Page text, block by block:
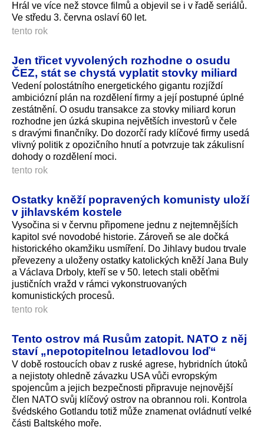
Hrál ve více než stovce filmů a objevil se i v řadě seriálů.
Ve středu 3. června oslaví 60 let.
tento rok
Jen třicet vyvolených rozhodne o osudu
ČEZ, stát se chystá vyplatit stovky miliard
Vedení polostátního energetického gigantu rozjíždí
ambiciózní plán na rozdělení firmy a její postupné úplné
zestátnění. O osudu transakce za stovky miliard korun
rozhodne jen úzká skupina největších investorů v čele
s dravými finančníky. Do dozorčí rady klíčové firmy usedá
vlivný politik z opozičního hnutí a potvrzuje tak zákulisní
dohody o rozdělení moci.
tento rok
Ostatky kněží popravených komunisty uloží
v jihlavském kostele
Vysočina si v červnu připomene jednu z nejtemnějších
kapitol své novodobé historie. Zároveň se ale dočká
historického okamžiku usmíření. Do Jihlavy budou trvale
převezeny a uloženy ostatky katolických kněží Jana Buly
a Václava Drboly, kteří se v 50. letech stali oběťmi
justičních vražd v rámci vykonstruovaných
komunistických procesů.
tento rok
Tento ostrov má Rusům zatopit. NATO z něj
staví „nepotopitelnou letadlovou loď“
V době rostoucích obav z ruské agrese, hybridních útoků
a nejistoty ohledně závazku USA vůči evropským
spojencům a jejich bezpečnosti připravuje nejnovější
člen NATO svůj klíčový ostrov na obrannou roli. Kontrola
švédského Gotlandu totiž může znamenat ovládnutí velké
části Baltského moře.